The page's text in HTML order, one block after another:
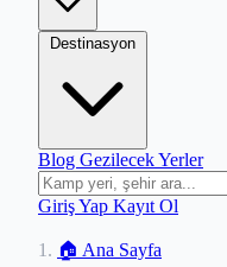
Destinasyon
Blog Gezilecek Yerler
Giriş Yap Kayıt Ol
🏠 Ana Sayfa